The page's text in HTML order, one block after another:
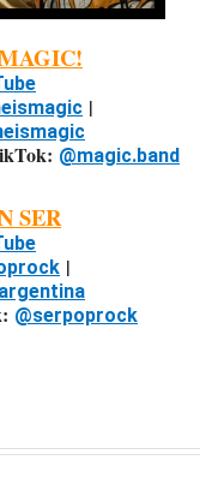
|
@magic.band
SER
|
@serpoprock